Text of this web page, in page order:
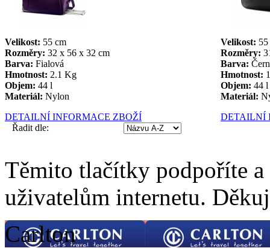
Velikost: 55 cm
Rozměry: 32 x 56 x 32 cm
Barva: Fialová
Hmotnost: 2.1 Kg
Objem: 44 l
Materiál: Nylon
Velikost:
Rozměry:
Barva:
Hmotnost:
Objem: 44 l
Materiál:
DETAILNÍ INFORMACE ZBOŽÍ
DETAILNÍ
Řadit dle:
Těmito tlačítky podpoříte a
uživatelům internetu.
Carlton